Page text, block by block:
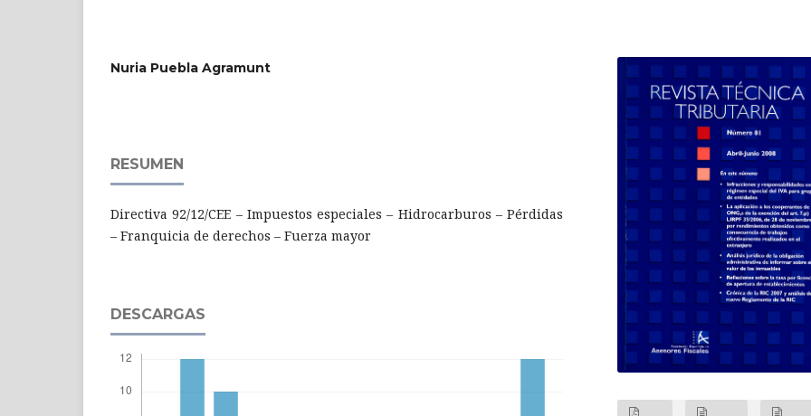
Nuria Puebla Agramunt
RESUMEN
Directiva 92/12/CEE – Impuestos especiales – Hidrocarburos – Pérdidas
– Franquicia de derechos – Fuerza mayor
DESCARGAS